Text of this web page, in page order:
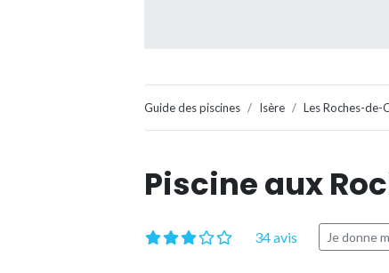
Guide des piscines Isère Les Roches-de-
Piscine aux
34 avis Je donne